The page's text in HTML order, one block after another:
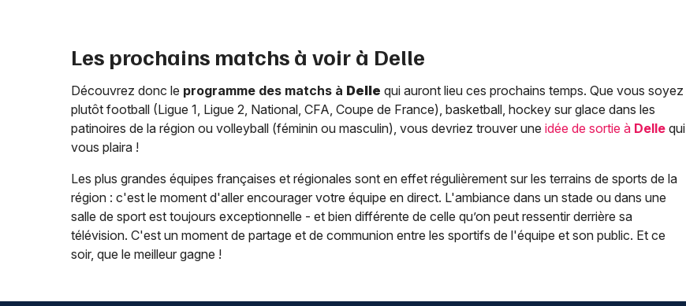
Les prochains matchs à voir à Delle
Découvrez donc le programme des matchs à Delle qui auront lieu ces prochains temps. Que vous soyez
plutôt football (Ligue 1, Ligue 2, National, CFA, Coupe de France), basketball, hockey sur glace dans les
patinoires de la région ou volleyball (féminin ou masculin), vous devriez trouver une idée de sortie à Delle qui
vous plaira !
Les plus grandes équipes françaises et régionales sont en effet régulièrement sur les terrains de sports de la
région : c'est le moment d'aller encourager votre équipe en direct. L'ambiance dans un stade ou dans une
salle de sport est toujours exceptionnelle - et bien différente de celle qu’on peut ressentir derrière sa
télévision. C'est un moment de partage et de communion entre les sportifs de l'équipe et son public. Et ce
soir, que le meilleur gagne !